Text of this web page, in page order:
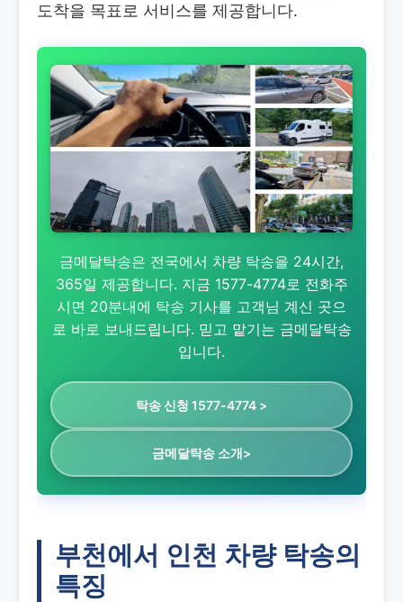
도착을 목표로 서비스를 제공합니다.
금메달탁송은 전국에서 차량 탁송을 24시간,
365일 제공합니다. 지금 1577-4774로 전화주
시면 20분내에 탁송 기사를 고객님 계신 곳으
로 바로 보내드립니다. 믿고 맡기는 금메달탁송
입니다.
탁송 신청 1577-4774 >
금메달탁송 소개>
부천에서 인천 차량 탁송의
특징